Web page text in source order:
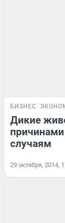
БИЗНЕС
Дикие
случаям
29 октября, 2014,